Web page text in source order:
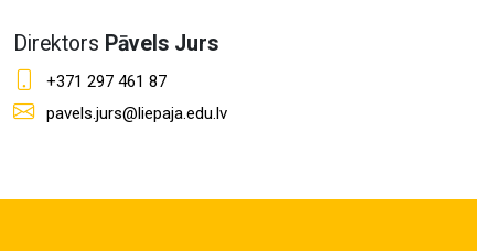
Direktors Pāvels Jurs
+371 297 461 87
pavels.jurs@liepaja.edu.lv